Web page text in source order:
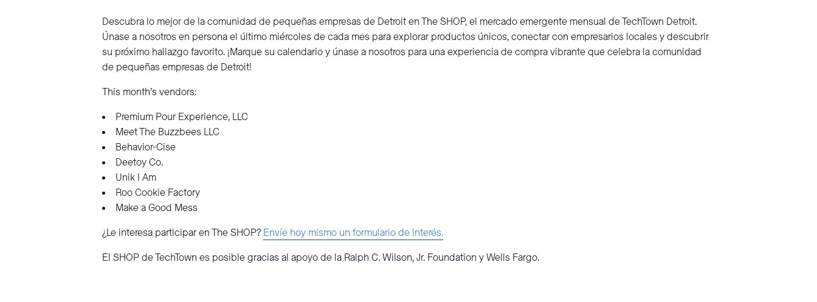
Descubra lo mejor de la comunidad de pequeñas empresas de Detroit en The SHOP, el mercado emergente mensual de TechTown Detroit.
Únase a nosotros en persona el último miércoles de cada mes para explorar productos únicos, conectar con empresarios locales y descubrir
su próximo hallazgo favorito. ¡Marque su calendario y únase a nosotros para una experiencia de compra vibrante que celebra la comunidad
de pequeñas empresas de Detroit!
This month’s vendors:
Premium Pour Experience, LLC
Meet The Buzzbees LLC
Behavior-Cise
Deetoy Co.
Unik I Am
Roo Cookie Factory
Make a Good Mess
¿Le interesa participar en The SHOP? Envíe hoy mismo un formulario de interés.
El SHOP de TechTown es posible gracias al apoyo de la Ralph C. Wilson, Jr. Foundation y Wells Fargo.